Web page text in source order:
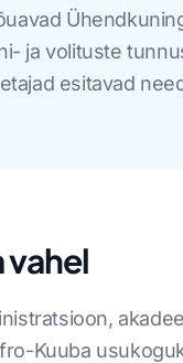
ja volituste
esitavad
Kuuba